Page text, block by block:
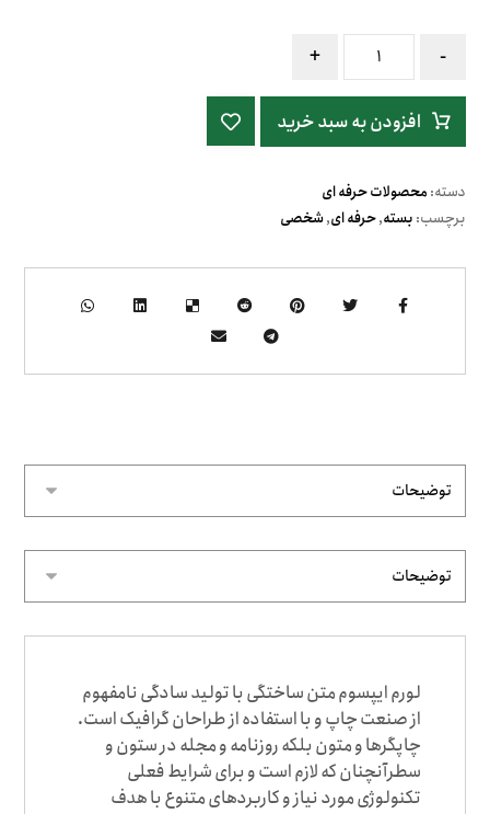
-
+
افزودن به سبد خرید
دسته:محصولات حرفه ای
برچسب:بسته,حرفه ای,شخصی
لورم ایپسوم متن ساختگی با تولید سادگی نامفهوم
از صنعت چاپ و با استفاده از طراحان گرافیک است.
چاپگرها و متون بلکه روزنامه و مجله در ستون و
سطرآنچنان که لازم است و برای شرایط فعلی
تکنولوژی مورد نیاز و کاربردهای متنوع با هدف